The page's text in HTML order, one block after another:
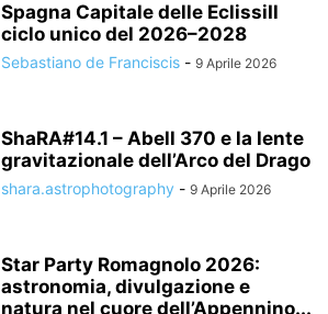
Spagna Capitale delle EclissiIl
ciclo unico del 2026–2028
Sebastiano de Franciscis - 9 Aprile 2026
ShaRA#14.1 – Abell 370 e la lente
gravitazionale dell’Arco del Drago
shara.astrophotography - 9 Aprile 2026
Star Party Romagnolo 2026:
astronomia, divulgazione e
natura nel cuore dell’Appennino...